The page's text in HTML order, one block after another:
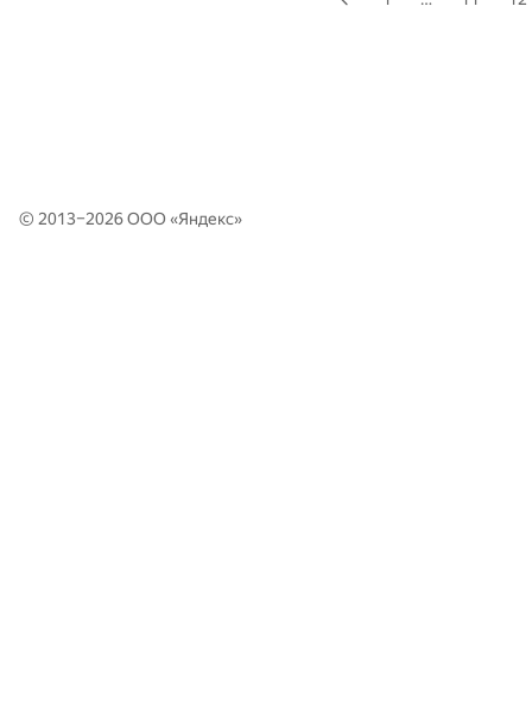
© 2013–2026 ООО «Яндекс»